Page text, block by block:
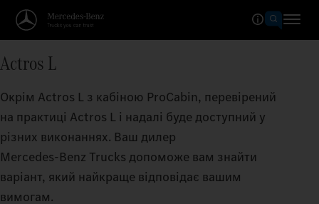
Actros L
Окрім Actros L з кабіною ProCabin, перевірений
на практиці Actros L і надалі буде доступний у
різних виконаннях. Ваш дилер
Mercedes‑Benz Trucks допоможе вам знайти
варіант, який найкраще відповідає вашим
вимогам.